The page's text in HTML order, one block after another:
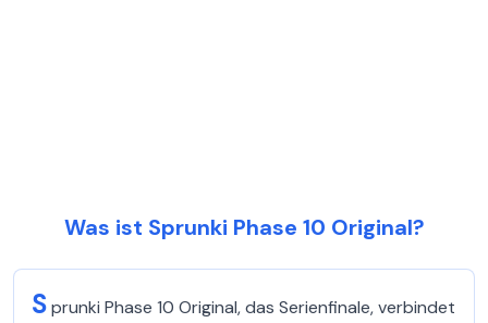
Was ist Sprunki Phase 10 Original?
Sprunki Phase 10 Original, das Serienfinale, verbindet